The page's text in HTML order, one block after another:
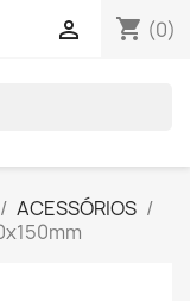
shopping_cart (0)

ACESSÓRIOS